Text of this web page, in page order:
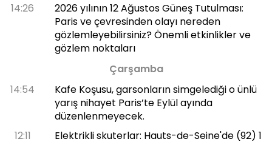
14:26
2026 yılının 12 Ağustos Güneş Tutulması:
Paris ve çevresinden olayı nereden
gözlemleyebilirsiniz? Önemli etkinlikler ve
gözlem noktaları
Çarşamba
14:54
Kafe Koşusu, garsonların simgelediği o ünlü
yarış nihayet Paris’te Eylül ayında
düzenlenmeyecek.
12:11
Elektrikli skuterlar: Hauts-de-Seine'de (92) 1